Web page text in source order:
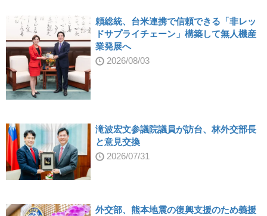
頼総統、台米連携で信頼できる「非レッ
ドサプライチェーン」構築して無人機産
業発展へ
2026/08/03
滝波宏文参議院議員が訪台、林外交部長
と意見交換
2026/07/31
外交部、熊本地震の復興支援のため義援